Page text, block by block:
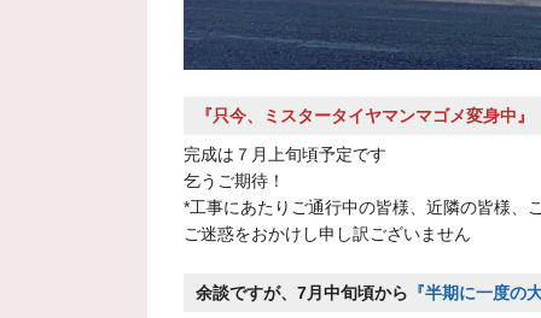
『只今、ミスタータイヤマンマゴメ変身中』
完成は７月上旬頃予定です
乞うご期待！
*工事にあたりご通行中の皆様、近隣の皆様、
ご迷惑をおかけし申し訳ございません
余談ですが、7月中旬頃から 『半期に一度の